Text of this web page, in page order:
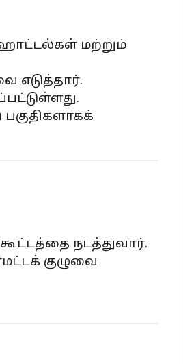
ஹோட்டல்கள் மற்றும்
எடுத்தார்.
நடத்துவார்.
குழுவை